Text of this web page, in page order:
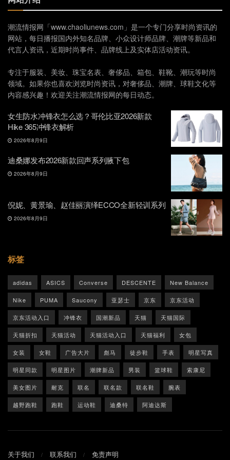
潮流情报网「www.chaoliunews.com」是一个专门分享时尚资讯的
网站，每日播报国内外知名品牌、小众设计师品牌、潮牌等新品和
代言人资讯，近期时尚事件、品牌线上及实体店活动资讯。
专注于服装、美妆、珠宝名表、奢侈品、箱包、鞋靴、潮玩等时尚
领域。如果你也喜欢浏览时尚资讯，对奢侈品、潮牌、球鞋文化等
内容感兴趣！欢迎关注潮流情报网的每日动态。
女生防水冲锋衣怎么选？哥伦比亚2026新款
Hike 365冲锋衣解析
2026年8月9日
迪桑娜发布2026新款回声系列腋下包
2026年8月9日
倪妮、黄景瑜、赵佳丽演绎ECCO全新轻训系列
2026年8月9日
标签
adidas ASICS Converse DESCENTE New Balance
Nike PUMA Saucony 亚瑟士 京东 京东活动
京东活动入口 冲锋衣 国潮新品 天猫 天猫国际
天猫折扣 天猫活动 天猫活动入口 天猫福利 女包
女装 女鞋 广告大片 彪马 徒步鞋 手表 明星写真
明星同款 明星图片 潮牌新品 男装 篮球鞋 索康尼
美女图片 耐克 联名 联名款 联名鞋 腕表
越野跑鞋 跑鞋 运动鞋 迪桑特 阿迪达斯
关于我们 联系我们 免责声明